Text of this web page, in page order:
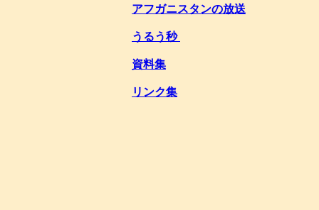
アフガニスタンの放送
うるう秒
資料集
リンク集